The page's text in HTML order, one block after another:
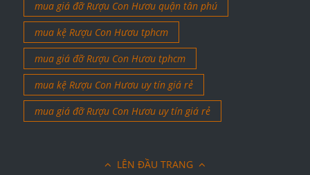
mua giá đỡ Rượu Con Hươu quận tân phú
mua kệ Rượu Con Hươu tphcm
mua giá đỡ Rượu Con Hươu tphcm
mua kệ Rượu Con Hươu uy tín giá rẻ
mua giá đỡ Rượu Con Hươu uy tín giá rẻ
LÊN ĐẦU TRANG